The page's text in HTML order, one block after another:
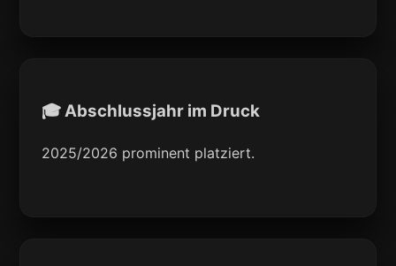
🎓 Abschlussjahr im Druck
2025/2026 prominent platziert.